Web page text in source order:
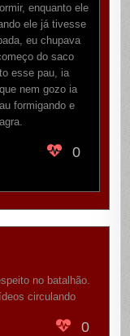
enquanto ele
ele já tivesse
eu chupava
do saco
esse pau, ia
nem gozo ia
formigando e
0
no batalhão.
circulando
0